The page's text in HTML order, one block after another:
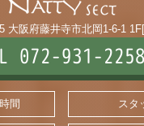
大阪府藤井寺市北岡1-6-1 1F[
072-931-2258
間 スタ